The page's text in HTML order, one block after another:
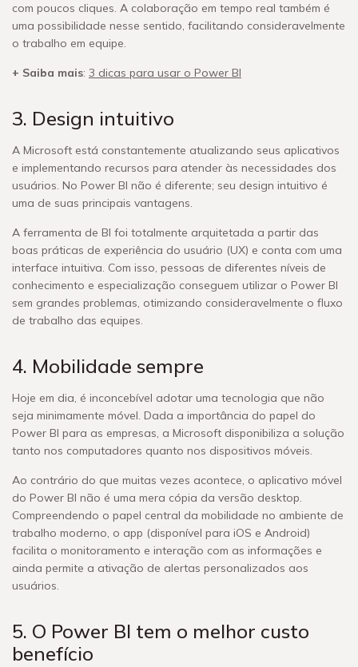
com poucos cliques. A colaboração em tempo real também é
uma possibilidade nesse sentido, facilitando consideravelmente
o trabalho em equipe.
+ Saiba mais: 3 dicas para usar o Power BI
3. Design intuitivo
A Microsoft está constantemente atualizando seus aplicativos
e implementando recursos para atender às necessidades dos
usuários. No Power BI não é diferente; seu design intuitivo é
uma de suas principais vantagens.
A ferramenta de BI foi totalmente arquitetada a partir das
boas práticas de experiência do usuário (UX) e conta com uma
interface intuitiva. Com isso, pessoas de diferentes níveis de
conhecimento e especialização conseguem utilizar o Power BI
sem grandes problemas, otimizando consideravelmente o fluxo
de trabalho das equipes.
4. Mobilidade sempre
Hoje em dia, é inconcebível adotar uma tecnologia que não
seja minimamente móvel. Dada a importância do papel do
Power BI para as empresas, a Microsoft disponibiliza a solução
tanto nos computadores quanto nos dispositivos móveis.
Ao contrário do que muitas vezes acontece, o aplicativo móvel
do Power BI não é uma mera cópia da versão desktop.
Compreendendo o papel central da mobilidade no ambiente de
trabalho moderno, o app (disponível para iOS e Android)
facilita o monitoramento e interação com as informações e
ainda permite a ativação de alertas personalizados aos
usuários.
5. O Power BI tem o melhor custo
benefício